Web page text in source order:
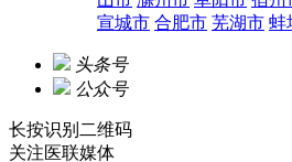
宣城市 合肥市 芜湖市 蚌
头条号
公众号
长按识别二维码
关注医联媒体